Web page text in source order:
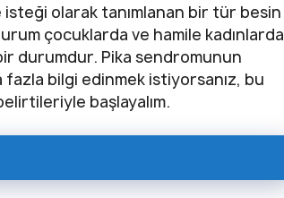
olarak tanımlanan bir tür besin
çocuklarda ve hamile kadınlarda
durumdur. Pika sendromunun
bilgi edinmek istiyorsanız, bu
başlayalım.